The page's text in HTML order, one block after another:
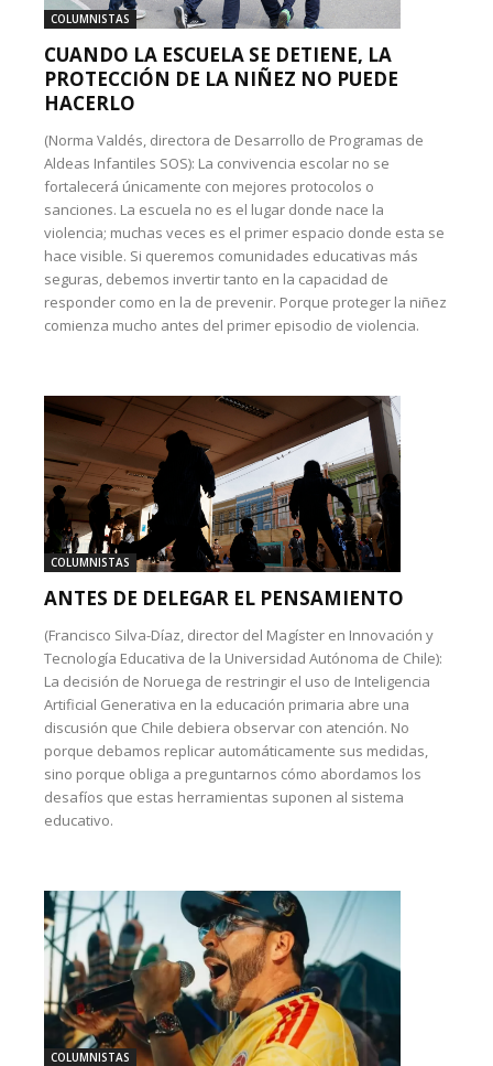
COLUMNISTAS
CUANDO LA ESCUELA SE DETIENE, LA
PROTECCIÓN DE LA NIÑEZ NO PUEDE
HACERLO
(Norma Valdés, directora de Desarrollo de Programas de
Aldeas Infantiles SOS): La convivencia escolar no se
fortalecerá únicamente con mejores protocolos o
sanciones. La escuela no es el lugar donde nace la
violencia; muchas veces es el primer espacio donde esta se
hace visible. Si queremos comunidades educativas más
seguras, debemos invertir tanto en la capacidad de
responder como en la de prevenir. Porque proteger la niñez
comienza mucho antes del primer episodio de violencia.
COLUMNISTAS
ANTES DE DELEGAR EL PENSAMIENTO
(Francisco Silva-Díaz, director del Magíster en Innovación y
Tecnología Educativa de la Universidad Autónoma de Chile):
La decisión de Noruega de restringir el uso de Inteligencia
Artificial Generativa en la educación primaria abre una
discusión que Chile debiera observar con atención. No
porque debamos replicar automáticamente sus medidas,
sino porque obliga a preguntarnos cómo abordamos los
desafíos que estas herramientas suponen al sistema
educativo.
COLUMNISTAS